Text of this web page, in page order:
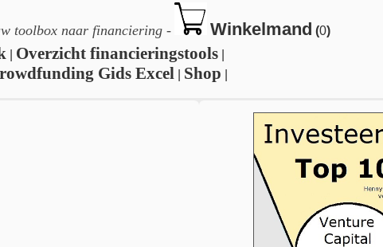
toolbox naar financiering - Winkelmand (0)
Overzicht financieringstools
Gids Excel Shop